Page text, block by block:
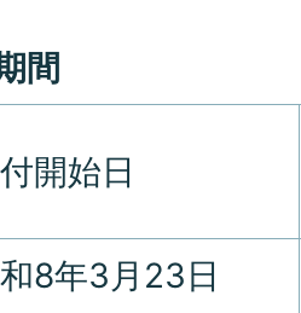
間
開始日
8年3月23日